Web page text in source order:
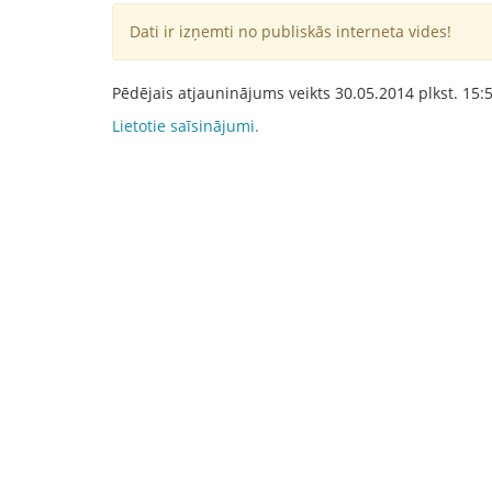
Dati ir izņemti no publiskās interneta vides!
Pēdējais atjauninājums veikts 30.05.2014 plkst.
Lietotie saīsinājumi.